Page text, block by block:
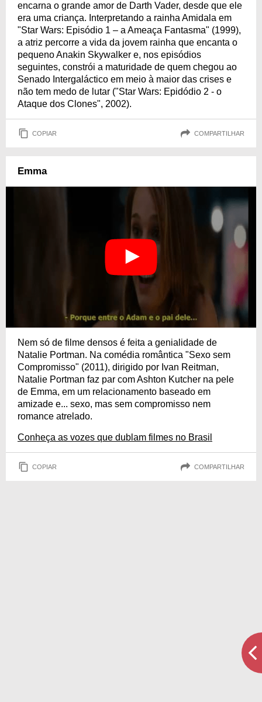
encarna o grande amor de Darth Vader, desde que ele
era uma criança. Interpretando a rainha Amidala em
"Star Wars: Episódio 1 – a Ameaça Fantasma" (1999),
a atriz percorre a vida da jovem rainha que encanta o
pequeno Anakin Skywalker e, nos episódios
seguintes, constrói a maturidade de quem chegou ao
Senado Intergaláctico em meio à maior das crises e
não tem medo de lutar ("Star Wars: Epidódio 2 - o
Ataque dos Clones", 2002).
COPIAR COMPARTILHAR
Emma
Nem só de filme densos é feita a genialidade de
Natalie Portman. Na comédia romântica "Sexo sem
Compromisso" (2011), dirigido por Ivan Reitman,
Natalie Portman faz par com Ashton Kutcher na pele
de Emma, em um relacionamento baseado em
amizade e... sexo, mas sem compromisso nem
romance atrelado.
Conheça as vozes que dublam filmes no Brasil
COPIAR COMPARTILHAR